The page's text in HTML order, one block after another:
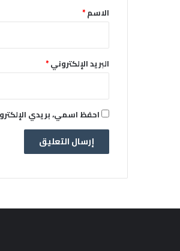
*الاسم*
البريد الإلكتروني*
احفظ اسمي، بريدي